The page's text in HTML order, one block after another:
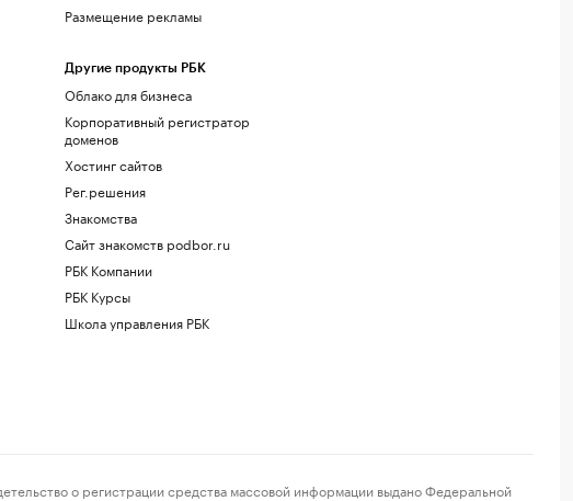
Размещение рекламы
Другие продукты РБК
Облако для бизнеса
Корпоративный регистратор
доменов
Хостинг сайтов
Рег.решения
Знакомства
Сайт знакомств podbor.ru
РБК Компании
РБК Курсы
Школа управления РБК
о регистрации средства массовой информации выдано Федеральной